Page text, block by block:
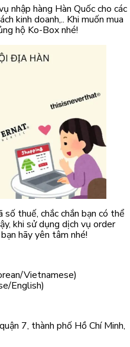
nhập hàng Hàn Quốc cho các
kinh doanh,.. Khi muốn mua
hộ Ko-Box nhé!
thuế, chắc chắn bạn có thể
khi sử dụng dịch vụ order
hãy yên tâm nhé!
Vietnamese)
English)
7, thành phố Hồ Chí Minh,